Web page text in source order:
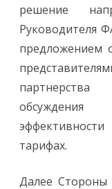
решение
Руководителя
предложением
тарифах.
Далее Стороны